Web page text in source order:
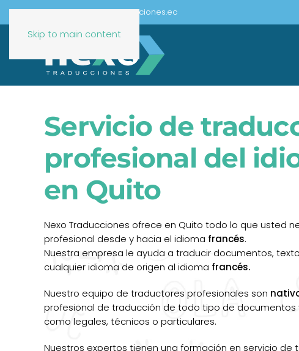
Skip to main content
Email: info@nexotraducciones.ec
Servicio de
profesional del
en Quito
Nexo Traducciones ofrece en Quito todo lo que usted
profesional desde y hacia el idioma francés.
Nuestra empresa le ayuda a traducir documentos,
cualquier idioma de origen al idioma francés.
Nuestro equipo de traductores profesionales son
profesional de traducción de todo tipo de
como legales, técnicos o particulares.
Nuestros expertos tienen una formación en servicio